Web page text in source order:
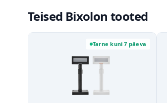
Teised Bixolon tooted
Tarne kuni 7